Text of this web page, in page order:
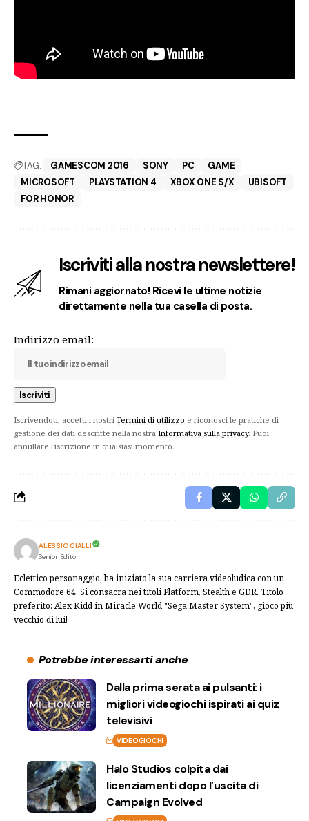
TAG: GAMESCOM 2016 SONY PC
GAME
MICROSOFT
PLAYSTATION 4 XBOX ONE S/X
UBISOFT
FOR HONOR
Iscriviti alla nostra newslettere!
Rimani aggiornato! Ricevi le ultime notizie
direttamente nella tua casella di posta.
Indirizzo email:
Iscrivendoti, accetti i nostri Termini di utilizzo e riconosci le pratiche di
gestione dei dati descritte nella nostra Informativa sulla privacy. Puoi
annullare l'iscrizione in qualsiasi momento.
ALESSIO CIALLI
Senior Editor
Eclettico personaggio, ha iniziato la sua carriera videoludica con un
Commodore 64. Si consacra nei titoli Platform, Stealth e GDR. Titolo
preferito: Alex Kidd in Miracle World "Sega Master System", gioco più
vecchio di lui!
Potrebbe interessarti anche
Dalla prima serata ai pulsanti: i
migliori videogiochi ispirati ai quiz
televisivi
VIDEOGIOCHI
Halo Studios colpita dai
licenziamenti dopo l’uscita di
Campaign Evolved